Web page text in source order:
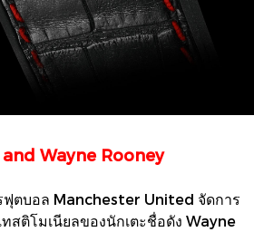
Wayne Rooney
ตบอล Manchester United จัดการ
สติโมเนียลของนักเตะชื่อดัง Wayne